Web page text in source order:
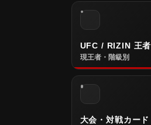
UFC / RIZIN 王者
現王者・階級別
大会・対戦カード